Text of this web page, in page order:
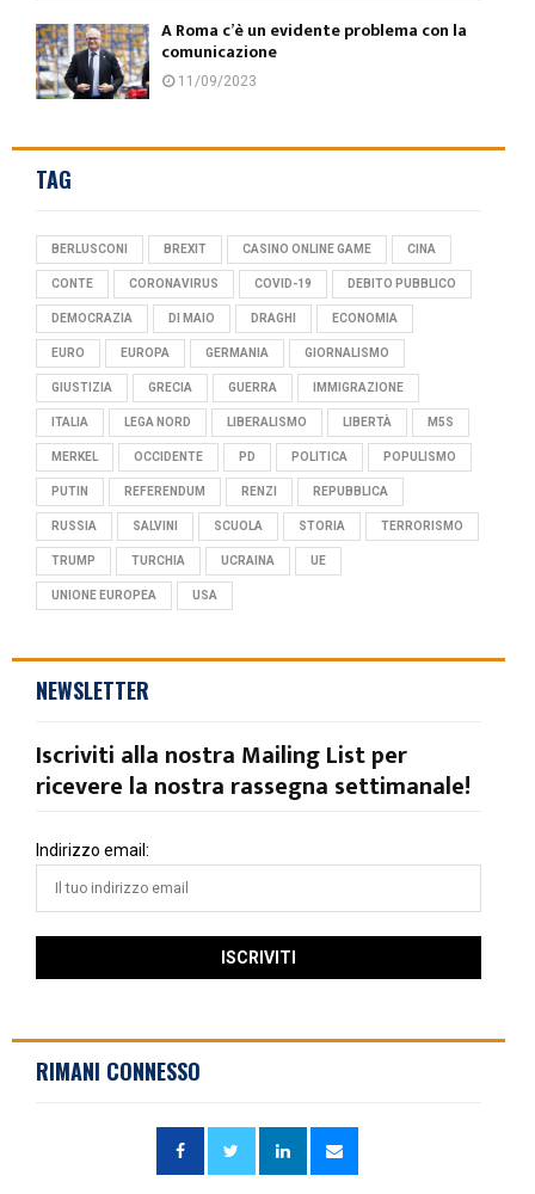
A Roma c’è un evidente problema con la
comunicazione
11/09/2023
TAG
BERLUSCONI BREXIT CASINO ONLINE GAME CINA
CONTE CORONAVIRUS COVID-19 DEBITO PUBBLICO
DEMOCRAZIA DI MAIO DRAGHI ECONOMIA
EURO EUROPA GERMANIA GIORNALISMO
GIUSTIZIA GRECIA GUERRA IMMIGRAZIONE
ITALIA LEGA NORD LIBERALISMO LIBERTÀ M5S
MERKEL OCCIDENTE PD POLITICA POPULISMO
PUTIN REFERENDUM RENZI REPUBBLICA
RUSSIA SALVINI SCUOLA STORIA TERRORISMO
TRUMP TURCHIA UCRAINA UE
UNIONE EUROPEA USA
NEWSLETTER
Iscriviti alla nostra Mailing List per
ricevere la nostra rassegna settimanale!
Indirizzo email:
RIMANI CONNESSO